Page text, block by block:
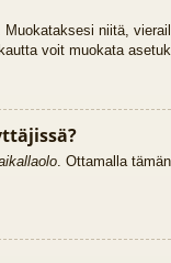
niitä,
voit muokata
. Ottamalla